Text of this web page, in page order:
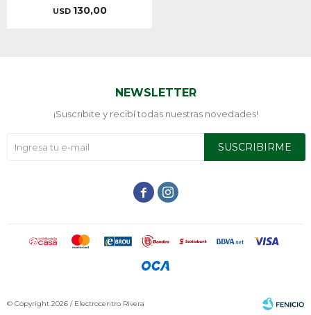
USD 130,00
NEWSLETTER
¡Suscribite y recibí todas nuestras novedades!
SUSCRIBIRME
 
© Copyright 2026 / Electrocentro Rivera